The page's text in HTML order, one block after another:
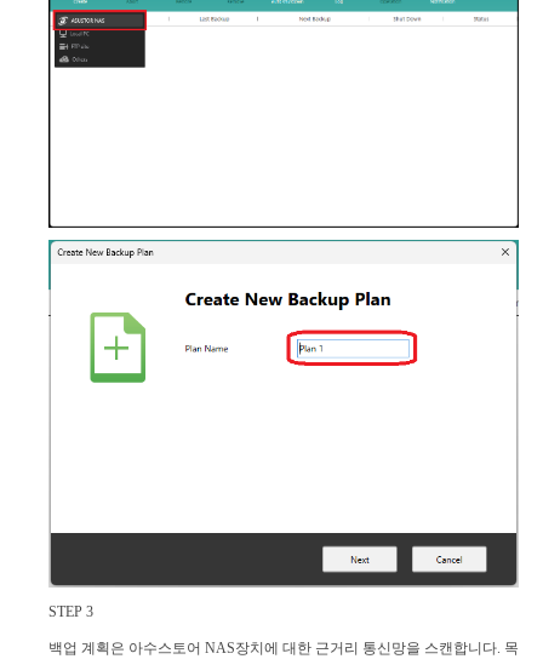
STEP 3
백업 계획은 아수스토어 NAS장치에 대한 근거리 통신망을 스캔합니다. 목